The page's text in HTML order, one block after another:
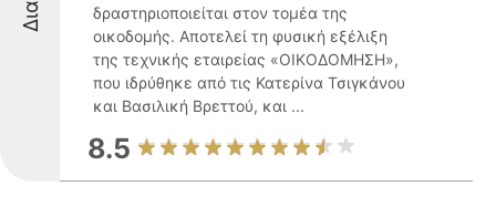
δραστηριοποιείται στον τομέα της
οικοδομής. Αποτελεί τη φυσική εξέλιξη
της τεχνικής εταιρείας «ΟΙΚΟΔΟΜΗΣΗ»,
που ιδρύθηκε από τις Κατερίνα Τσιγκάνου
και Βασιλική Βρεττού, και ...
8.5